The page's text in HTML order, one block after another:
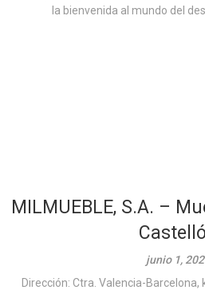
la bienvenida al mundo del
MILMUEBLE, S.A. –
junio 1,
Dirección: Ctra. Valencia-Barcelona,